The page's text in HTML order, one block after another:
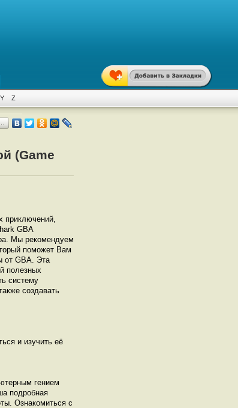
Y Z
(Game
приключений,
GBA
Мы рекомендуем
поможет Вам
от GBА. Эта
полезных
систему
создавать
и изучить её
гением
подробная
Ознакомиться с